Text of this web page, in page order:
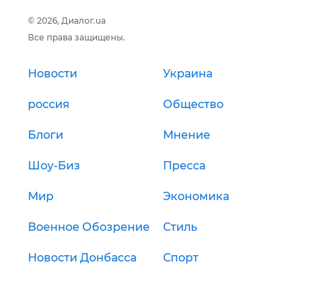
© 2026, Диалог.ua
Все права защищены.
Новости Украина
россия Общество
Блоги Мнение
Шоу-Биз Пресса
Мир Экономика
Военное Обозрение Стиль
Новости Донбасса Спорт